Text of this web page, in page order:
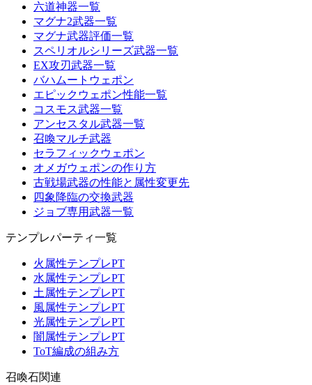
六道神器一覧
マグナ2武器一覧
マグナ武器評価一覧
スペリオルシリーズ武器一覧
EX攻刃武器一覧
バハムートウェポン
エピックウェポン性能一覧
コスモス武器一覧
アンセスタル武器一覧
召喚マルチ武器
セラフィックウェポン
オメガウェポンの作り方
古戦場武器の性能と属性変更先
四象降臨の交換武器
ジョブ専用武器一覧
テンプレパーティ一覧
火属性テンプレPT
水属性テンプレPT
土属性テンプレPT
風属性テンプレPT
光属性テンプレPT
闇属性テンプレPT
ToT編成の組み方
召喚石関連